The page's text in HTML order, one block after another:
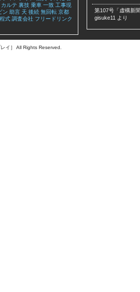
カルテ 裏技 乗車 一致 工事現
ン 助言 天 後続 無回転 京都
式 調査会社 フリードリンク
第107号「虚構新
gisuke11 より
イ］ All Rights Reserved.